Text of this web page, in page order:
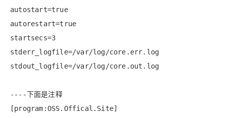
autostart=true
autorestart=true
startsecs=3
stderr_logfile=/var/log/core.err.log
stdout_logfile=/var/log/core.out.log
----下面是注释
[program:OSS.Offical.Site]